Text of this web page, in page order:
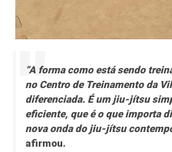
“A forma como está sendo
no Centro de Treinamento da
diferenciada. É um jiu-jítsu
eficiente, que é o que importa
nova onda do jiu-jítsu
afirmou.